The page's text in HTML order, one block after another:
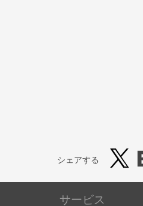
シェアする
サービス